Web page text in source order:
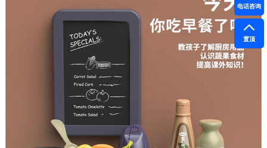
电话咨询
置顶